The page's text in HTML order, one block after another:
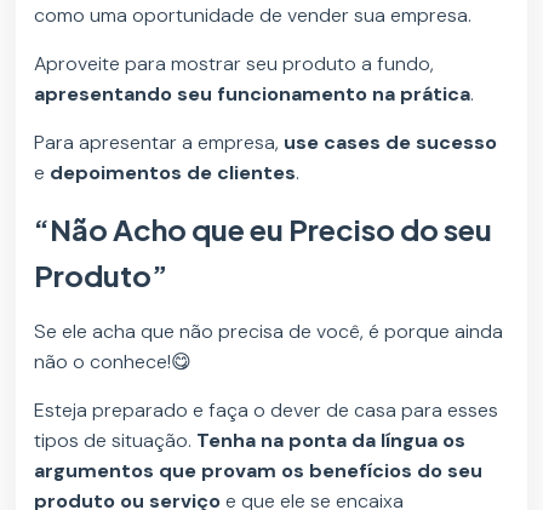
como uma oportunidade de vender sua empresa.
Aproveite para mostrar seu produto a fundo,
apresentando seu funcionamento na prática.
Para apresentar a empresa, use cases de sucesso
e depoimentos de clientes.
“Não Acho que eu Preciso do seu
Produto”
Se ele acha que não precisa de você, é porque ainda
não o conhece!😋
Esteja preparado e faça o dever de casa para esses
tipos de situação. Tenha na ponta da língua os
argumentos que provam os benefícios do seu
produto ou serviçoe que ele se encaixa